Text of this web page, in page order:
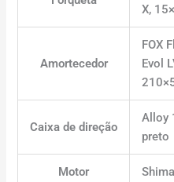
X,
Amortecedor
FOX
Evol
Caixa de direção
Alloy
preto
Motor